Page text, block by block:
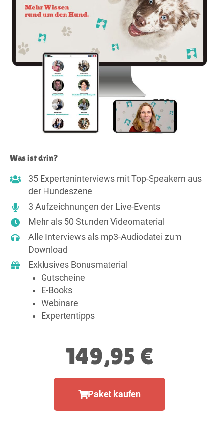
Was ist drin?
35 Experteninterviews mit Top-Speakern aus
der Hundeszene
3 Aufzeichnungen der Live-Events
Mehr als 50 Stunden Videomaterial
Alle Interviews als mp3-Audiodatei zum
Download
Exklusives Bonusmaterial
Gutscheine
E-Books
Webinare
Expertentipps
149,95 €
Paket kaufen